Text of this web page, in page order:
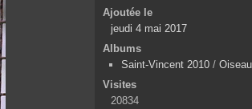
Ajoutée le
jeudi 4 mai 2017
Albums
Saint-Vincent 2010 /
Visites
20834